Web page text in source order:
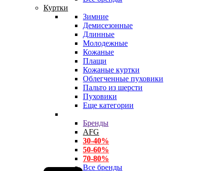
Куртки
Зимние
Демисезонные
Длинные
Молодежные
Кожаные
Плащи
Кожаные куртки
Облегченные пуховики
Пальто из шерсти
Пуховики
Еще категории
Бренды
AFG
30-40%
50-60%
70-80%
Все бренды